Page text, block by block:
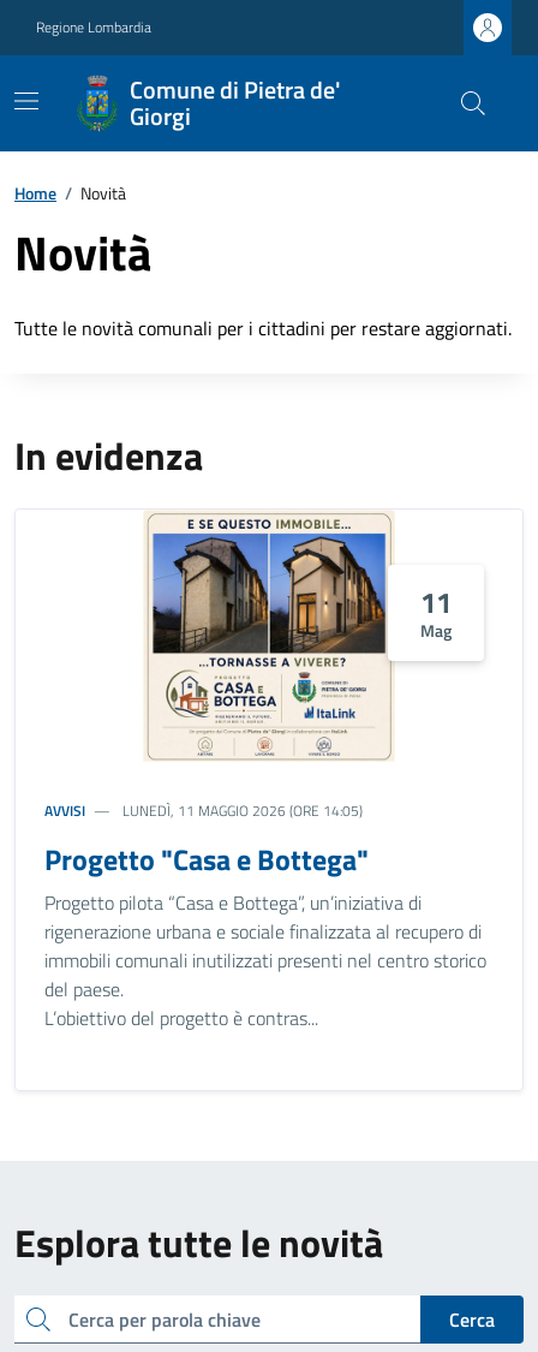
Regione Lombardia
Comune di Pietra de'
Giorgi
Home / Novità
Novità
Tutte le novità comunali per i cittadini per restare aggiornati.
In evidenza
11
Mag
AVVISI LUNEDÌ, 11 MAGGIO 2026 (ORE 14:05)
Progetto "Casa e Bottega"
Progetto pilota “Casa e Bottega”, un’iniziativa di
rigenerazione urbana e sociale finalizzata al recupero di
immobili comunali inutilizzati presenti nel centro storico
del paese.
L’obiettivo del progetto è contras...
Esplora tutte le novità
cerca
Cerca